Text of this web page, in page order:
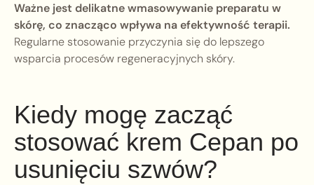
Ważne jest delikatne wmasowywanie preparatu w
skórę, co znacząco wpływa na efektywność terapii.
Regularne stosowanie przyczynia się do lepszego
wsparcia procesów regeneracyjnych skóry.
Kiedy mogę zacząć
stosować krem Cepan po
usunięciu szwów?